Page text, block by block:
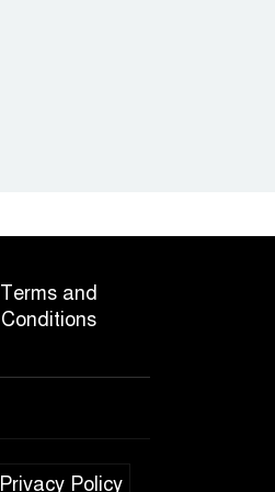
Terms and
Conditions
Privacy Policy